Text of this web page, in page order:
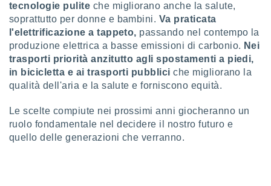
per
degli
tecnologie pulite che migliorano anche la salute,
soprattutto per donne e bambini. Va praticata
l'elettrificazione a tappeto, passando nel contempo la
produzione elettrica a basse emissioni di carbonio. Nei
trasporti priorità anzitutto agli spostamenti a piedi,
in bicicletta e ai trasporti pubblici che migliorano la
qualità dell'aria e la salute e forniscono equità.
Le scelte compiute nei prossimi anni giocheranno un
ruolo fondamentale nel decidere il nostro futuro e
quello delle generazioni che verranno.